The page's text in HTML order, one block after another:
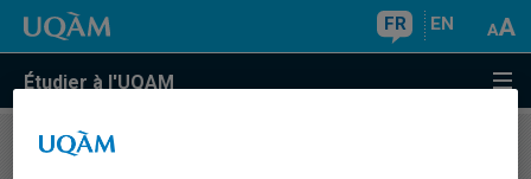
FR EN
Étudier à l'UQAM
COURS//